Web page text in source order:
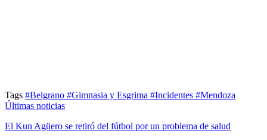
Tags #Belgrano #Gimnasia y Esgrima #Incidentes #Mendoza
Últimas noticias
El Kun Agüero se retiró del fútbol por un problema de salud